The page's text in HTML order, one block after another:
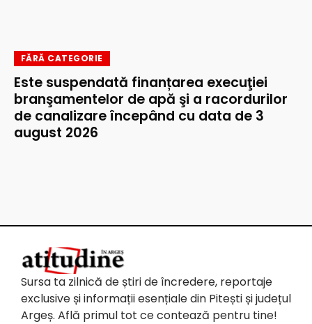
FĂRĂ CATEGORIE
Este suspendată finanțarea execuţiei
branşamentelor de apă şi a racordurilor
de canalizare începând cu data de 3
august 2026
Sursa ta zilnică de știri de încredere, reportaje
exclusive și informații esențiale din Pitești și județul
Argeș. Află primul tot ce contează pentru tine!